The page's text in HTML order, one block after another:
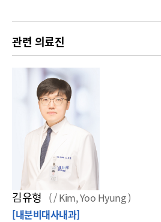
관련 의료진
김유형 ( / Kim, Yoo Hyung )
[내분비대사내과]